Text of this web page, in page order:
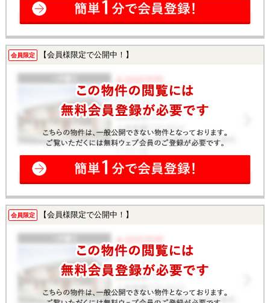
会員限定 【会員様限定で公開中！】
会員限定 【会員様限定で公開中！】